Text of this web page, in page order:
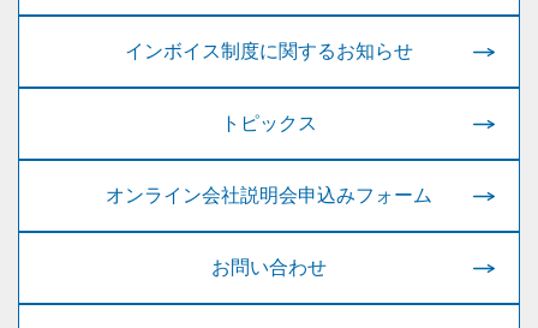
インボイス制度に関するお知らせ
トピックス
オンライン会社説明会申込みフォーム
お問い合わせ